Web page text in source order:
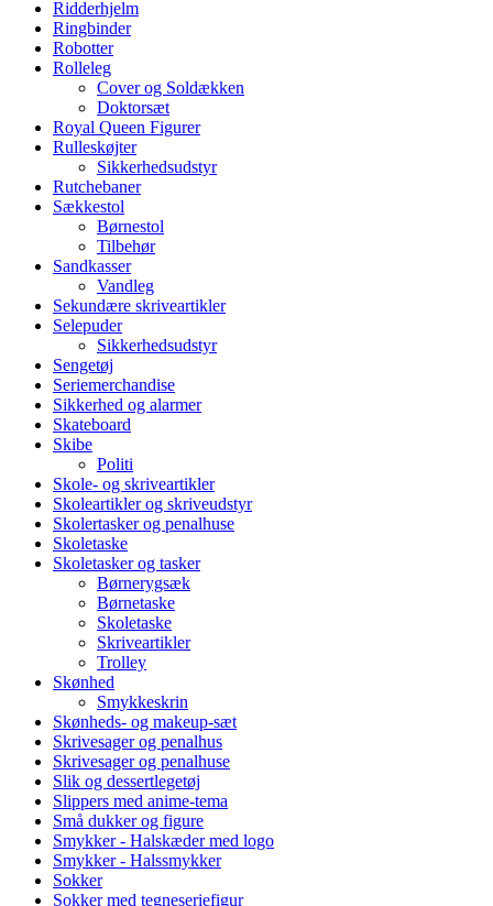
Ridderhjelm
Ringbinder
Robotter
Rolleleg
Cover og Soldækken
Doktorsæt
Royal Queen Figurer
Rulleskøjter
Sikkerhedsudstyr
Rutchebaner
Sækkestol
Børnestol
Tilbehør
Sandkasser
Vandleg
Sekundære skriveartikler
Selepuder
Sikkerhedsudstyr
Sengetøj
Seriemerchandise
Sikkerhed og alarmer
Skateboard
Skibe
Politi
Skole- og skriveartikler
Skoleartikler og skriveudstyr
Skolertasker og penalhuse
Skoletaske
Skoletasker og tasker
Børnerygsæk
Børnetaske
Skoletaske
Skriveartikler
Trolley
Skønhed
Smykkeskrin
Skønheds- og makeup-sæt
Skrivesager og penalhus
Skrivesager og penalhuse
Slik og dessertlegetøj
Slippers med anime-tema
Små dukker og figure
Smykker - Halskæder med logo
Smykker - Halssmykker
Sokker
Sokker med tegneseriefigur